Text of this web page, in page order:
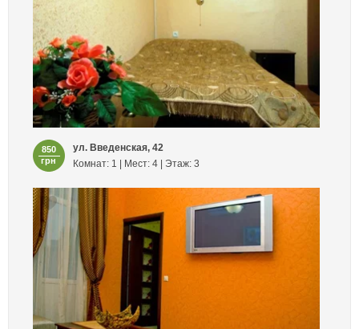
850
грн
ул. Введенская, 42
Комнат: 1 | Мест: 4 | Этаж: 3